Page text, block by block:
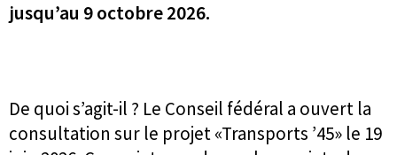
jusqu’au 9 octobre 2026.
De quoi s’agit-il ? Le Conseil fédéral a ouvert la
consultation sur le projet «Transports ’45» le 19